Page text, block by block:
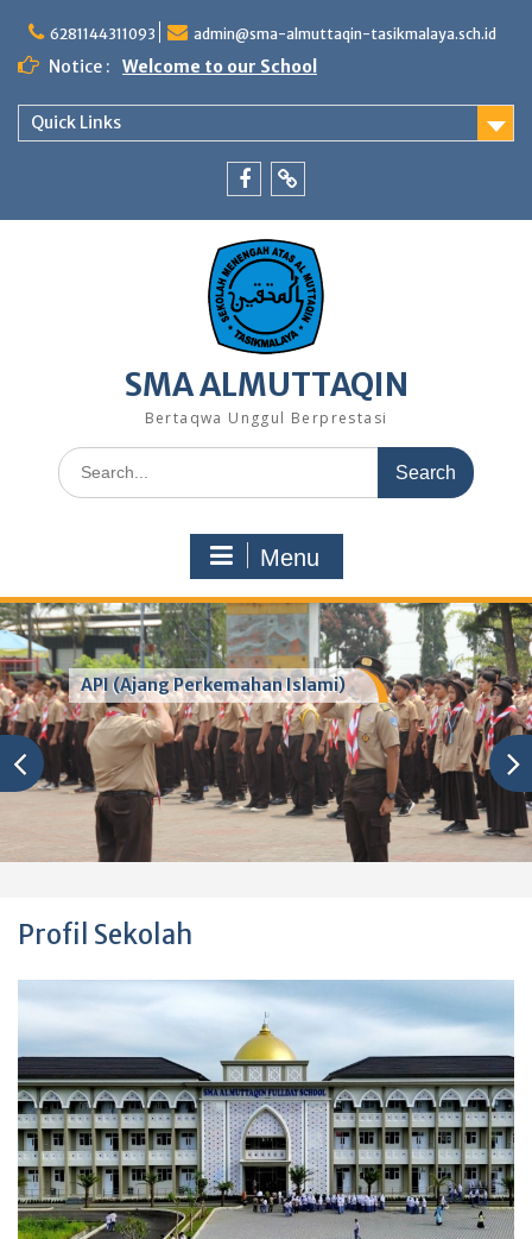
content
6281144311093 admin@sma-almuttaqin-tasikmalaya.sch.id
Notice : Welcome to our School
Quick Links
SMA ALMUTTAQIN
Bertaqwa Unggul Berprestasi
Search
for:
Menu
API (Ajang Perkemahan Islami)
Profil Sekolah